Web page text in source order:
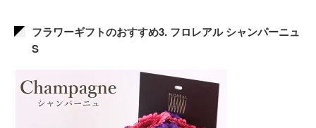
フラワーギフトのおすすめ3. フロレアル シャンパーニュ
S